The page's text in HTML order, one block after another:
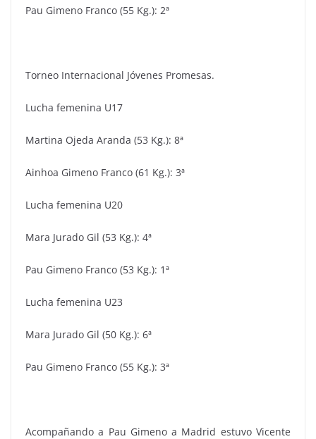
Pau Gimeno Franco (55 Kg.): 2ª
Torneo Internacional Jóvenes Promesas.
Lucha femenina U17
Martina Ojeda Aranda (53 Kg.): 8ª
Ainhoa Gimeno Franco (61 Kg.): 3ª
Lucha femenina U20
Mara Jurado Gil (53 Kg.): 4ª
Pau Gimeno Franco (53 Kg.): 1ª
Lucha femenina U23
Mara Jurado Gil (50 Kg.): 6ª
Pau Gimeno Franco (55 Kg.): 3ª
Acompañando a Pau Gimeno a Madrid estuvo Vicente